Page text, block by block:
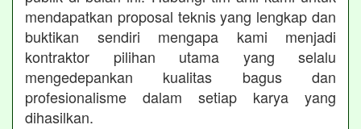
mendapatkan proposal teknis yang lengkap dan
buktikan sendiri mengapa kami menjadi
kontraktor pilihan utama yang selalu
mengedepankan kualitas bagus dan
profesionalisme dalam setiap karya yang
dihasilkan.